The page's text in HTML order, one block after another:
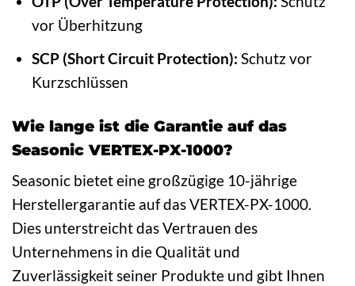
vor Überhitzung
SCP (Short Circuit Protection): Schutz vor
Kurzschlüssen
Wie lange ist die Garantie auf das
Seasonic VERTEX-PX-1000?
Seasonic bietet eine großzügige 10-jährige
Herstellergarantie auf das VERTEX-PX-1000.
Dies unterstreicht das Vertrauen des
Unternehmens in die Qualität und
Zuverlässigkeit seiner Produkte und gibt Ihnen